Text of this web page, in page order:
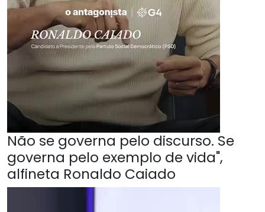
Não se governa pelo discurso. Se
governa pelo exemplo de vida",
alfineta Ronaldo Caiado